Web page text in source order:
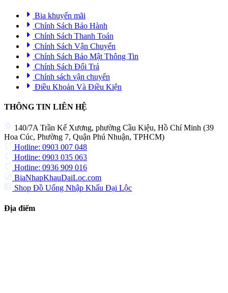
Bia khuyến mãi
Chính Sách Bảo Hành
Chính Sách Thanh Toán
Chính Sách Vận Chuyển
Chính Sách Bảo Mật Thông Tin
Chính Sách Đổi Trả
Chính sách vận chuyển
Điều Khoản Và Điều Kiện
THÔNG TIN LIÊN HỆ
140/7A Trần Kế Xương, phường Cầu Kiệu, Hồ Chí Minh (39
Hoa Cúc, Phường 7, Quận Phú Nhuận, TPHCM)
Hotline: 0903 007 048
Hotline: 0903 035 063
Hotline: 0936 909 016
BiaNhapKhauDaiLoc.com
Shop Đồ Uống Nhập Khẩu Đại Lộc
Địa điểm